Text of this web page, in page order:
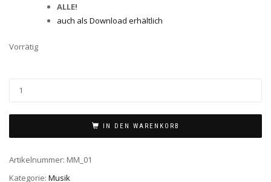
ALLE!
auch als Download erhältlich
Vorrätig
IN DEN WARENKORB
Artikelnummer: MM_01
Kategorie: Musik